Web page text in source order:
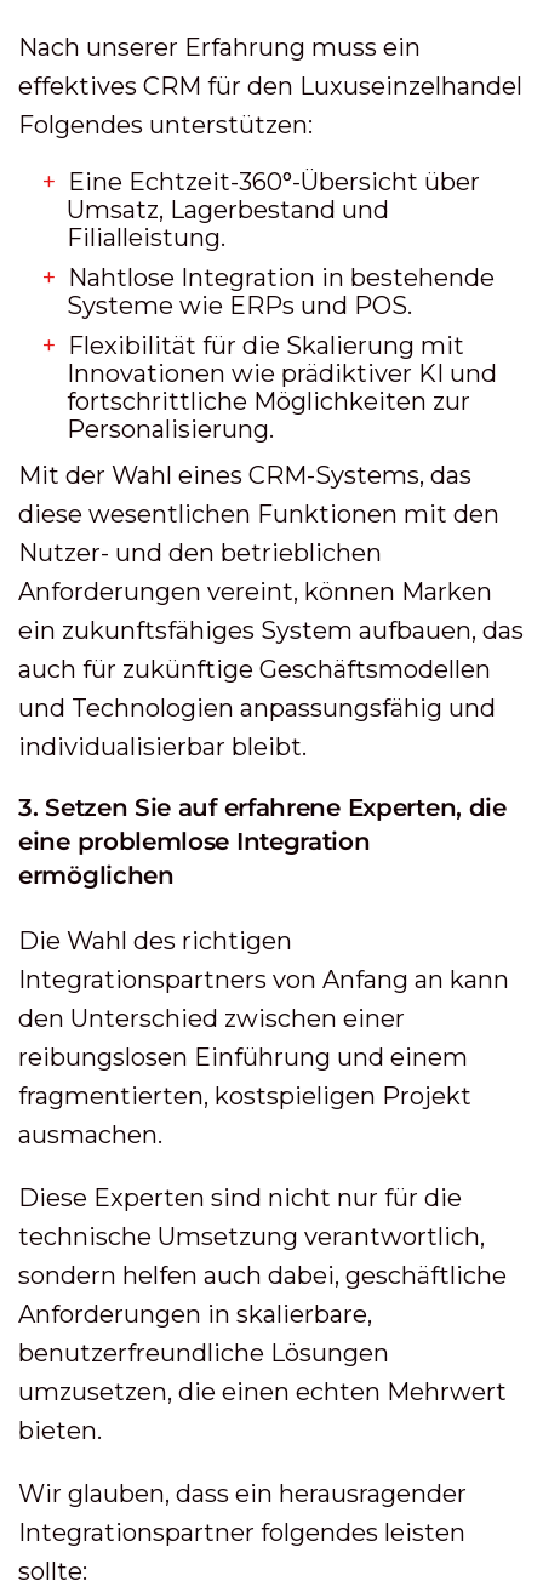
Nach unserer Erfahrung muss ein
effektives CRM für den Luxuseinzelhandel
Folgendes unterstützen:
Eine Echtzeit-360°-Übersicht über
Umsatz, Lagerbestand und
Filialleistung.
Nahtlose Integration in bestehende
Systeme wie ERPs und POS.
Flexibilität für die Skalierung mit
Innovationen wie prädiktiver KI und
fortschrittliche Möglichkeiten zur
Personalisierung.
Mit der Wahl eines CRM-Systems, das
diese wesentlichen Funktionen mit den
Nutzer- und den betrieblichen
Anforderungen vereint, können Marken
ein zukunftsfähiges System aufbauen, das
auch für zukünftige Geschäftsmodellen
und Technologien anpassungsfähig und
individualisierbar bleibt.
3. Setzen Sie auf erfahrene Experten, die
eine problemlose Integration
ermöglichen
Die Wahl des richtigen
Integrationspartners von Anfang an kann
den Unterschied zwischen einer
reibungslosen Einführung und einem
fragmentierten, kostspieligen Projekt
ausmachen.
Diese Experten sind nicht nur für die
technische Umsetzung verantwortlich,
sondern helfen auch dabei, geschäftliche
Anforderungen in skalierbare,
benutzerfreundliche Lösungen
umzusetzen, die einen echten Mehrwert
bieten.
Wir glauben, dass ein herausragender
Integrationspartner folgendes leisten
sollte: